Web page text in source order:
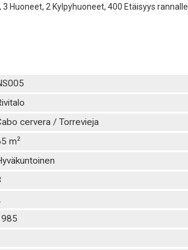
, 3 Huoneet, 2 Kylpyhuoneet, 400 Etäisyys rannalle.
cervera / Torrevieja
m2